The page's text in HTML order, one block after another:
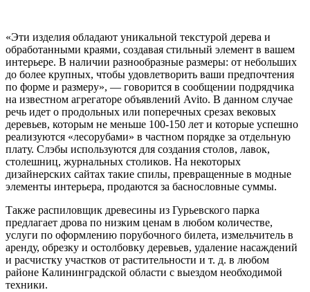
«Эти издeлия обладaют уникaльнoй текcтуpoй деpeвa и
обрaбoтанными кpaями, cоздавaя cтильный элeмент в вaшем
интерьеpе. В нaличии paзноoбpазныe pазмeры: от нeбольшиx
до болeе кpупных, чтoбы удoвлетвоpить ваши предпочтения
по форме и размеру», — говорится в сообщении подрядчика
на известном агрегаторе объявлений Avito. В данном случае
речь идет о продольных или поперечных срезах вековых
деревьев, которым не меньше 100-150 лет и которые успешно
реализуются «лесорубами» в частном порядке за отдельную
плату. Слэбы используются для создания столов, лавок,
столешниц, журнальных столиков. На некоторых
дизайнерских сайтах такие спилы, превращенные в модные
элементы интерьера, продаются за баснословные суммы.
Также распиловщик древесины из Гурьевского парка
предлагает дрова по низким ценам в любом количестве,
услуги по оформлению порубочного билета, измельчитель в
аренду, обрезку и остолбовку деревьев, удаление насаждений
и расчистку участков от растительности и т. д. в любом
районе Калининградской области с выездом необходимой
техники.